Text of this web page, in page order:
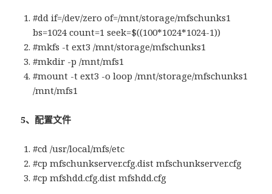
#dd if=/dev/zero of=/mnt/storage/mfschunks1
bs=1024 count=1 seek=$((100*1024*1024-1))
#mkfs -t ext3 /mnt/storage/mfschunks1
#mkdir -p /mnt/mfs1
#mount -t ext3 -o loop /mnt/storage/mfschunks1
/mnt/mfs1
5、配置文件
#cd /usr/local/mfs/etc
#cp mfschunkserver.cfg.dist mfschunkserver.cfg
#cp mfshdd.cfg.dist mfshdd.cfg